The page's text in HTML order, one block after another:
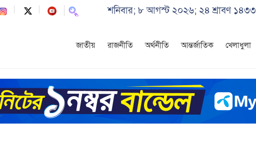
শনিবার; ৮ আগস্ট ২০২৬; ২৪ শ্রাবণ ১৪৩৩
জাতীয় রাজনীতি অর্থনীতি আন্তর্জাতিক খেলাধুলা